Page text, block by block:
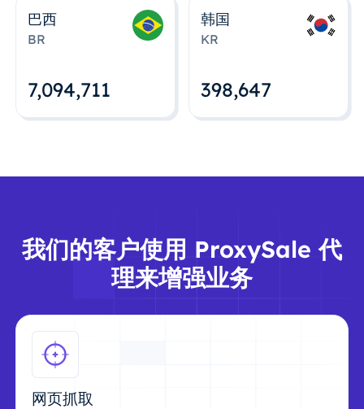
巴西
BR
7,094,712
韩国
KR
398,648
我们的客户使用 ProxySale 代
理来增强业务
网页抓取